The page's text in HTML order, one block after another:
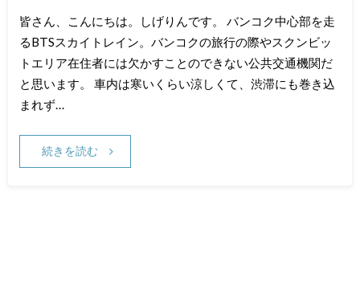
皆さん、こんにちは。しげりんです。 バンコク中心部を走
るBTSスカイトレイン。バンコクの旅行の際やスクンビッ
トエリア在住者には欠かすことのできない公共交通機関だ
と思います。 車内は寒いくらい涼しくて、渋滞にも巻き込
まれず…
続きを読む